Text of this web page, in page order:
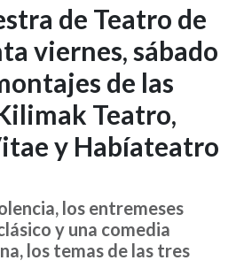
de Teatro de
viernes, sábado
de las
Teatro,
y Habíateatro
los entremeses
y una comedia
los temas de las tres